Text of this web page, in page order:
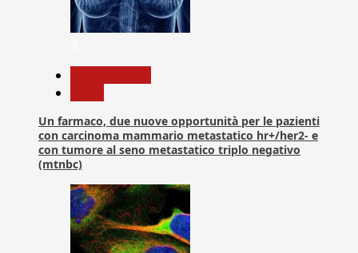
Un farmaco, due nuove opportunità per le pazienti
con carcinoma mammario metastatico hr+/her2- e
con tumore al seno metastatico triplo negativo
(mtnbc)